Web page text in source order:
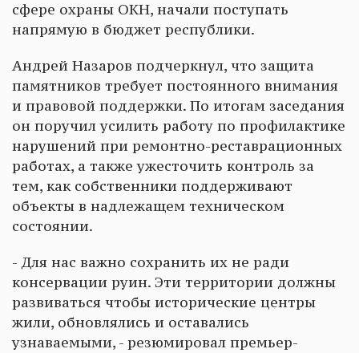
сфере охраны ОКН, начали поступать
напрямую в бюджет республики.
Андрей Назаров подчеркнул, что защита
памятников требует постоянного внимания
и правовой поддержки. По итогам заседания
он поручил усилить работу по профилактике
нарушений при ремонтно-реставрационных
работах, а также ужесточить контроль за
тем, как собственники поддерживают
объекты в надлежащем техническом
состоянии.
- Для нас важно сохранить их не ради
консервации руин. Эти территории должны
развиваться чтобы исторические центры
жили, обновлялись и оставались
узнаваемыми, - резюмировал премьер-